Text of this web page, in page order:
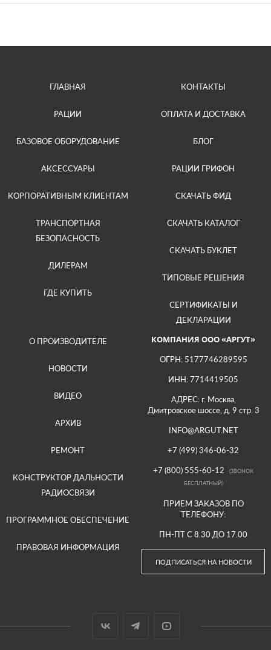
ГЛАВНАЯ
РАЦИИ
БАЗОВОЕ ОБОРУДОВАНИЕ
АКСЕССУАРЫ
КОРПОРАТИВНЫМ КЛИЕНТАМ
ТРАНСПОРТНАЯ
БЕЗОПАСНОСТЬ
ДИЛЕРАМ
ГДЕ КУПИТЬ
КОНТАКТЫ
ОПЛАТА И ДОСТАВКА
БЛОГ
РАЦИИ ГРИФОН
СКАЧАТЬ ФИД
СКАЧАТЬ КАТАЛОГ
СКАЧАТЬ БУКЛЕТ
ТИПОВЫЕ РЕШЕНИЯ
СЕРТИФИКАТЫ И
ДЕКЛАРАЦИИ
О ПРОИЗВОДИТЕЛЕ
НОВОСТИ
ВИДЕО
АРХИВ
РЕМОНТ
КОНСТРУКТОР ДАЛЬНОСТИ
РАДИОСВЯЗИ
ПРОГРАММНОЕ ОБЕСПЕЧЕНИЕ
ПРАВОВАЯ ИНФОРМАЦИЯ
КОМПАНИЯ ООО «АРГУТ»
ОГРН: 5177746289595
ИНН: 7714419505
АДРЕС: г. Москва,
Дмитровское шоссе, д. 9 стр. 3
INFO@ARGUT.NET
+7 (499) 346-06-32
+7 (800) 555-60-12
(ЗВОНОК
БЕСПЛАТНЫЙ)
ПРИЕМ ЗАКАЗОВ ПО
ТЕЛЕФОНУ:
ПН-ПТ С 8.30 ДО 17.00
ПОДПИСАТЬСЯ НА НОВОСТИ